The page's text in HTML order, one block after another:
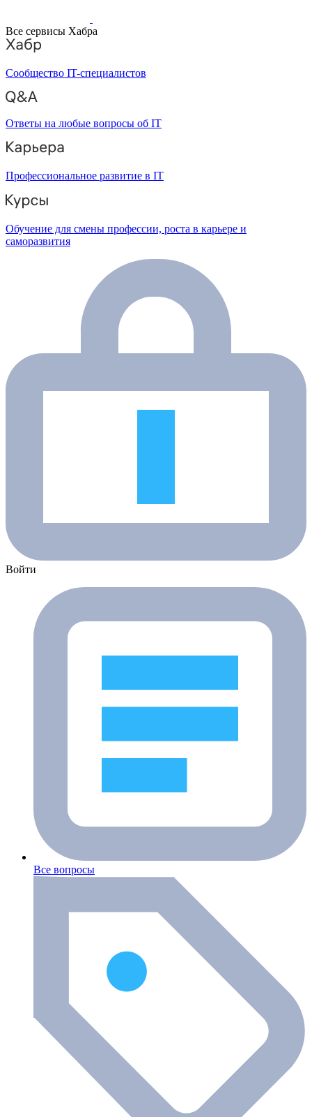
Все сервисы Хабра
Сообщество IT-специалистов
Ответы на любые вопросы об IT
Профессиональное развитие в IT
Обучение для смены профессии, роста в карьере и
саморазвития
Войти
Все вопросы